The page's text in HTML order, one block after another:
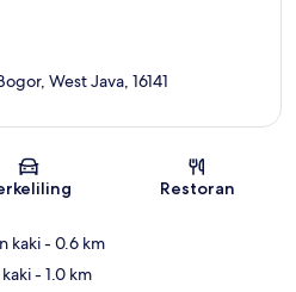
Peta
West Java, 16141
Restoran
kaki- 0.6 km
- 1.0 km